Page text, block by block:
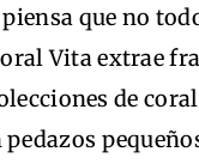
que no
Vita extrae
de coral